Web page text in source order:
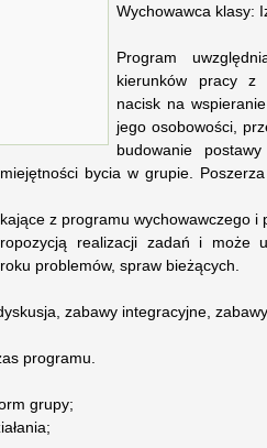
Wychowawca klasy:
Program
kierunków pracy z
nacisk na
jego osobowości,
budowanie
bycia w grupie.
z programu wychowawczego i
realizacji zadań i może
problemów, spraw bieżących.
zabawy integracyjne,
programu.
grupy;